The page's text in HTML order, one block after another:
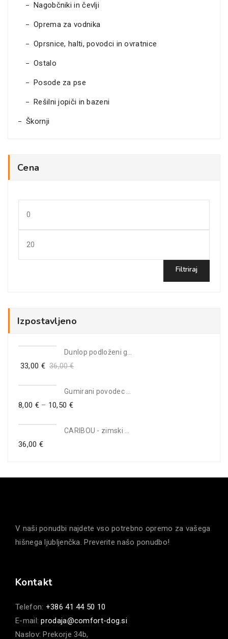
Nagobčniki in čevlji
Oprema za vodnika
Oprsnice, halti, povodci in ovratnice
Ostalo
Posode za pse
Rešilni jopiči in bazeni
Škornji
Cena
Filtriraj
Izpostavljeno
33,00 € 36,00€
8,00 €– 10,50 €
36,00 €
V naši ponudbi najdete vso potrebno opremo za vašega
hišnega ljubljenčka. Preverite našo ponudbo!
Kontakt
Telefon: +386 41 44 50 10
E-mail:prodaja@comfort-dog.si
Naslov: Prekorje 34b,